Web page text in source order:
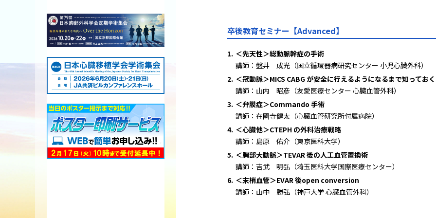
卒後教育セミナー【Advanced】
1. ＜先天性＞総動脈幹症の手術
講師：盤井 成光（国立循環器病研究センター 小児心臓外科）
2. ＜冠動脈＞MICS CABG が安全に行えるようになるまで知ってお
講師：山内 昭彦（友愛医療センター 心臓血管外科）
3. ＜弁膜症＞Commando 手術
講師：在國寺健太（心臓血管研究所付属病院）
4. ＜心臓他＞CTEPH の外科治療戦略
講師：島原 佑介（東京医科大学）
5. ＜胸部大動脈＞TEVAR 後の人工血管置換術
講師：吉武 明弘（埼玉医科大学国際医療センター）
6. ＜末梢血管＞EVAR 後open conversion
講師：山中 勝弘（神戸大学 心臓血管外科）